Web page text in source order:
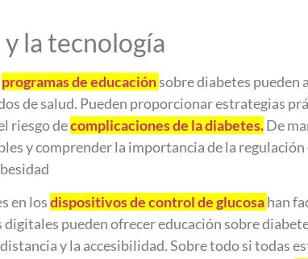
la tecnología
programas de educaciónsobre diabetes pueden
de salud. Pueden proporcionar estrategias
riesgo decomplicaciones de la diabetes.De
y comprender la importancia de la regulación
en losdispositivos de control de glucosahan
pueden ofrecer educación sobre
y la accesibilidad. Sobre todo si todas